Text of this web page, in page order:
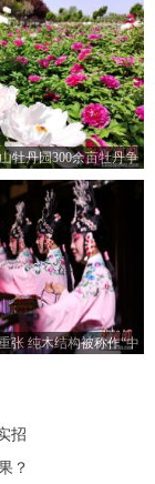
牡丹园300余亩牡丹争
相绽放
张 纯木结构被称作“中
招
？